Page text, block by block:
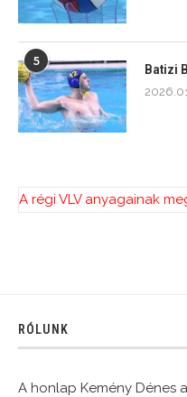
5
Batizi
A régi VLV anyagainak
RÓLUNK
A honlap Kemény Dénes